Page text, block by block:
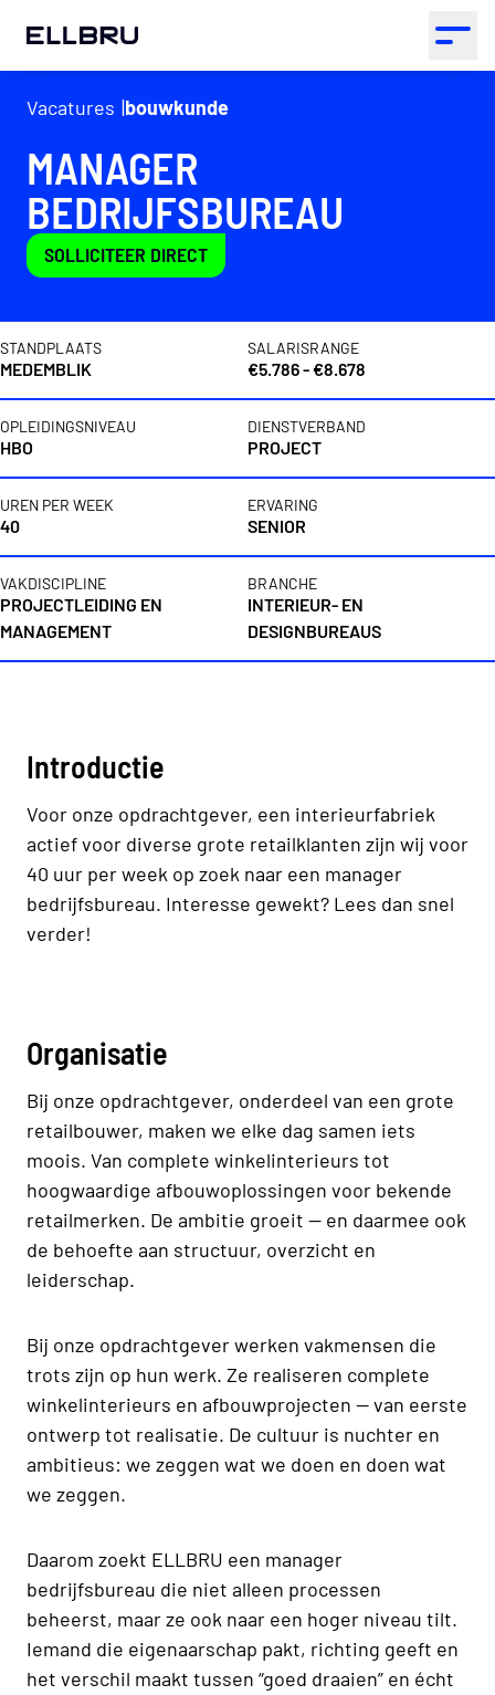
ELLBRU Open
Vacatures bouwkunde
MANAGER
BEDRIJFSBUREAU
SOLLICITEER DIRECT
Introductie
Voor onze opdrachtgever, een interieurfabriek
actief voor diverse grote retailklanten zijn wij voor
40 uur per week op zoek naar een manager
bedrijfsbureau. Interesse gewekt? Lees dan snel
verder!
Organisatie
Bij onze opdrachtgever, onderdeel van een grote
retailbouwer, maken we elke dag samen iets
moois. Van complete winkelinterieurs tot
hoogwaardige afbouwoplossingen voor bekende
retailmerken. De ambitie groeit — en daarmee ook
de behoefte aan structuur, overzicht en
leiderschap.
Bij onze opdrachtgever werken vakmensen die
trots zijn op hun werk. Ze realiseren complete
winkelinterieurs en afbouwprojecten — van eerste
ontwerp tot realisatie. De cultuur is nuchter en
ambitieus: we zeggen wat we doen en doen wat
we zeggen.
Daarom zoekt ELLBRU een manager
bedrijfsbureau die niet alleen processen
beheerst, maar ze ook naar een hoger niveau tilt.
Iemand die eigenaarschap pakt, richting geeft en
het verschil maakt tussen “goed draaien” en écht
Vacaturedetails
STANDPLAATS
MEDEMBLIK
SALARISRANGE
€5.786 - €8.678
OPLEIDINGSNIVEAU
HBO
DIENSTVERBAND
PROJECT
UREN PER WEEK
40
ERVARING
SENIOR
VAKDISCIPLINE
PROJECTLEIDING EN
MANAGEMENT
BRANCHE
INTERIEUR- EN
DESIGNBUREAUS